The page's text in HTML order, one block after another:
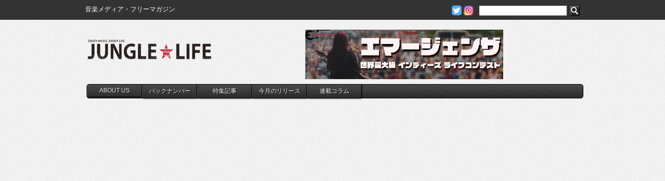
音楽メディア・フリーマガジン
ABOUT US バックナンバー 特集記事 今月のリリース 連載コラム